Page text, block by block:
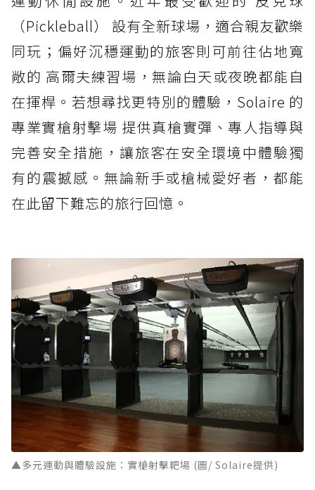
（Pickleball） 設有全新球場，適合親友歡樂
同玩；偏好沉穩運動的旅客則可前往佔地寬
敞的 高爾夫練習場，無論白天或夜晚都能自
在揮桿。若想尋找更特別的體驗，Solaire 的
專業實槍射擊場 提供真槍實彈、專人指導與
完善安全措施，讓旅客在安全環境中體驗獨
有的震撼感。無論新手或槍械愛好者，都能
在此留下難忘的旅行回憶。
▲多元運動與體驗設施：實槍射擊靶場 (圖/ Solaire提供)